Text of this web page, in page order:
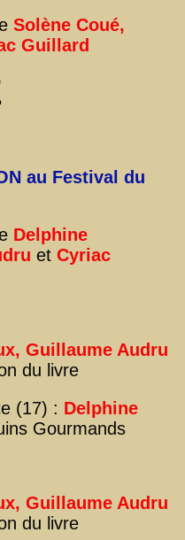
Solène Coué,
Guillard
au Festival du
Delphine
et Cyriac
, Guillaume Audru
du livre
(17) : Delphine
Gourmands
, Guillaume Audru
du livre